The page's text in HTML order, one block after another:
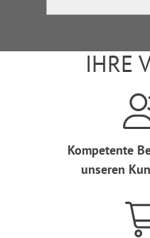
IHRE
Kompetente
unseren